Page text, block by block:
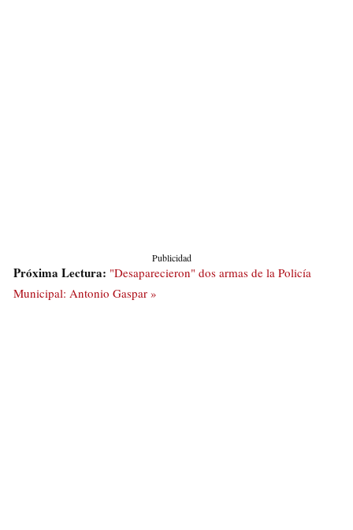
Publicidad
Próxima Lectura: "Desaparecieron" dos armas de la Policía
Municipal: Antonio Gaspar »